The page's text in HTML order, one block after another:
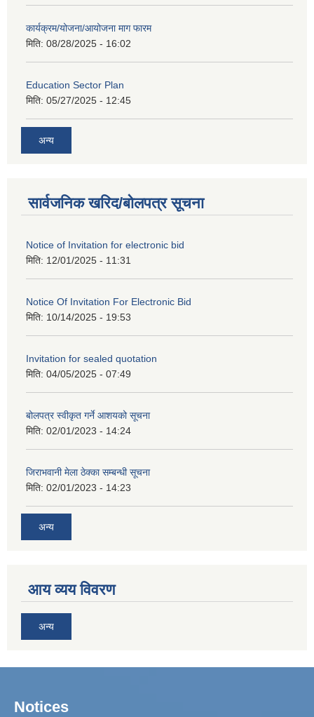
कार्यक्रम/योजना/आयोजना माग फारम
मिति: 08/28/2025 - 16:02
Education Sector Plan
मिति: 05/27/2025 - 12:45
अन्य
सार्वजनिक खरिद/बोलपत्र सूचना
Notice of Invitation for electronic bid
मिति: 12/01/2025 - 11:31
Notice Of Invitation For Electronic Bid
मिति: 10/14/2025 - 19:53
Invitation for sealed quotation
मिति: 04/05/2025 - 07:49
बोलपत्र स्वीकृत गर्ने आशयको सूचना
मिति: 02/01/2023 - 14:24
जिराभवानी मेला ठेक्का सम्बन्धी सूचना
मिति: 02/01/2023 - 14:23
अन्य
आय व्यय विवरण
अन्य
Notices